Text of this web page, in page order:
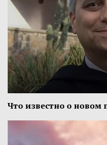
Что известно о новом